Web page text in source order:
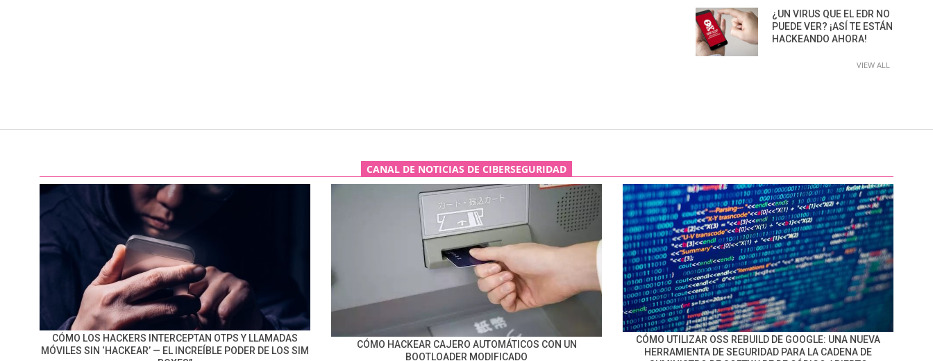
¿UN VIRUS QUE EL EDR NO
PUEDE VER? ¡ASÍ TE ESTÁN
HACKEANDO AHORA!
VIEW ALL
CANAL DE NOTICIAS DE CIBERSEGURIDAD
CÓMO LOS HACKERS INTERCEPTAN OTPS Y LLAMADAS
MÓVILES SIN ‘HACKEAR’ — EL INCREÍBLE PODER DE LOS SIM
CÓMO HACKEAR CAJERO AUTOMÁTICOS CON UN
BOOTLOADER MODIFICADO
CÓMO UTILIZAR OSS REBUILD DE GOOGLE: UNA NUEVA
HERRAMIENTA DE SEGURIDAD PARA LA CADENA DE